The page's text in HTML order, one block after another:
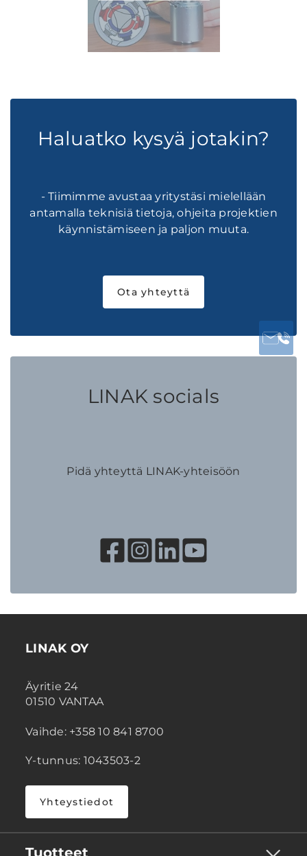
Haluatko kysyä jotakin?
- Tiimimme avustaa yritystäsi mielellään
antamalla teknisiä tietoja, ohjeita projektien
käynnistämiseen ja paljon muuta.
Ota yhteyttä
LINAK socials
Pidä yhteyttä LINAK-yhteisöön
LINAK OY
Äyritie 24
01510 VANTAA
Vaihde: +358 10 841 8700
Y-tunnus: 1043503-2
Yhteystiedot
Tuotteet